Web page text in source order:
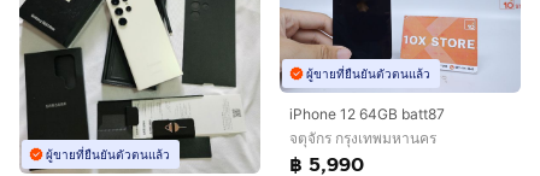
ผู้ขายที่ยืนยันตัวตนแล้ว
ผู้ขายที่ยืนยันตัวตนแล้ว
iPhone 12 64GB batt87
จตุจักร กรุงเทพมหานคร
฿ 5,990